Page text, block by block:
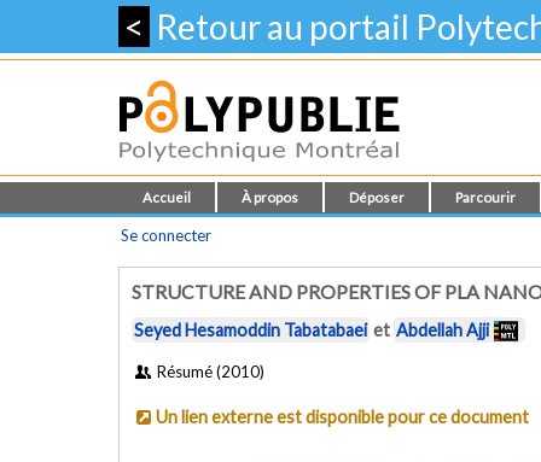
< Retour au portail
Accueil À propos Déposer Parcourir
Se connecter
STRUCTURE AND PROPERTIES OF PLA
Seyed Hesamoddin Tabatabaei et Abdellah Ajji
Résumé (2010)
Un lien externe est disponible pour ce document